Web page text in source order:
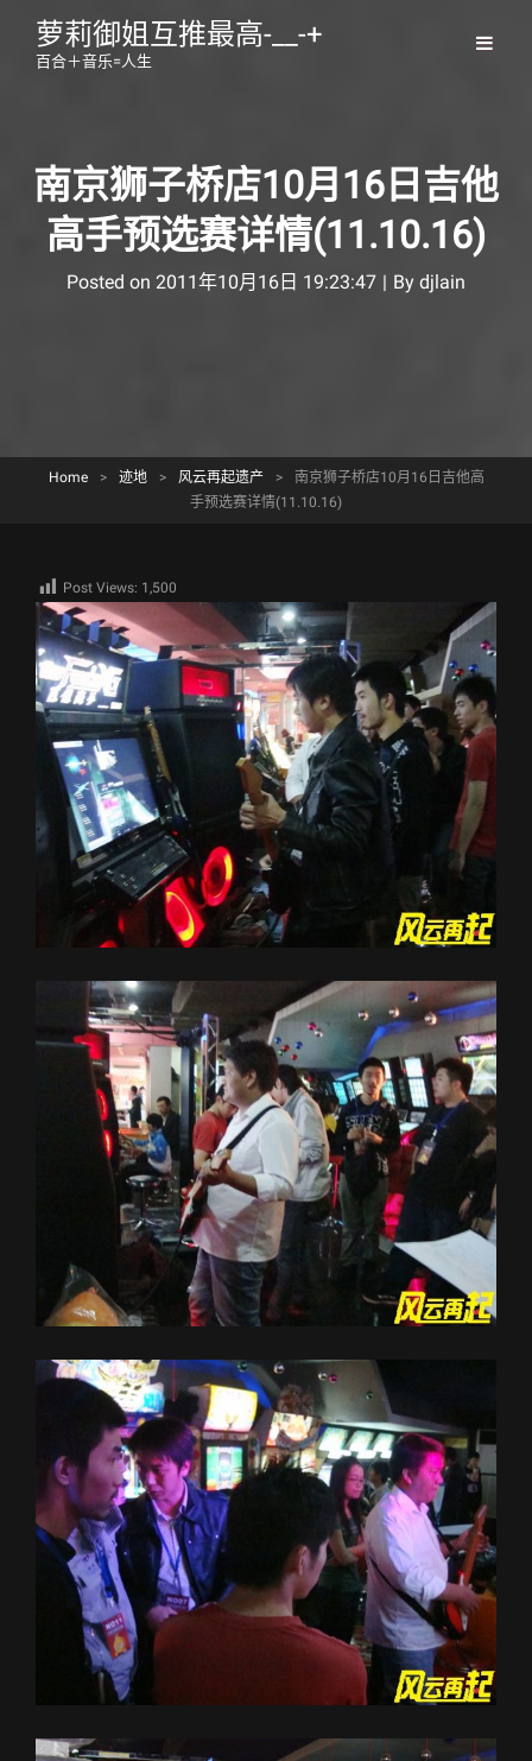
萝莉御姐互推最高-__-+
百合＋音乐=人生
南京狮子桥店10月16日吉他
高手预选赛详情(11.10.16)
Posted on 2011年10月16日 19:23:47 | By Byline
djlain
Home > 迹地 > 风云再起遗产 >
南京狮子桥店10月16日吉他高
手预选赛详情(11.10.16)
Post Views: 1,500